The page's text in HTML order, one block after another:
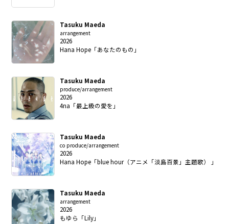
Tasuku Maeda
arrangement
2026
Hana Hope「あなたのもの」
Tasuku Maeda
produce/arrangement
2026
4na「最上級の愛を」
Tasuku Maeda
co produce/arrangement
2026
Hana Hope「blue hour（アニメ「淡島百景」主題歌） 」
Tasuku Maeda
arrangement
2026
もゆら「Lily」